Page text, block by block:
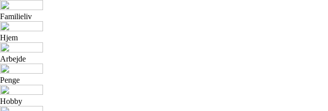
Familieliv
Hjem
Arbejde
Penge
Hobby